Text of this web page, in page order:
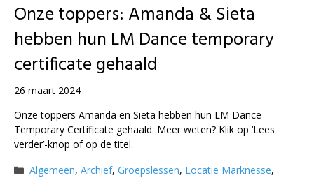
Onze toppers: Amanda & Sieta
hebben hun LM Dance temporary
certificate gehaald
26 maart 2024
Onze toppers Amanda en Sieta hebben hun LM Dance
Temporary Certificate gehaald. Meer weten? Klik op ‘Lees
verder’-knop of op de titel.
Categorieën
Algemeen,Archief,Groepslessen, Locatie Marknesse,